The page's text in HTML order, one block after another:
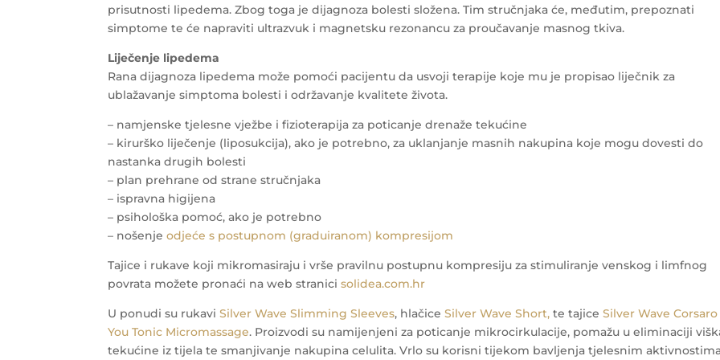
prisutnosti lipedema. Zbog toga je dijagnoza bolesti složena. Tim stručnjaka će, međutim, prepoznati
simptome te će napraviti ultrazvuk i magnetsku rezonancu za proučavanje masnog tkiva.
Liječenje lipedema
Rana dijagnoza lipedema može pomoći pacijentu da usvoji terapije koje mu je propisao liječnik za
ublažavanje simptoma bolesti i održavanje kvalitete života.
– namjenske tjelesne vježbe i fizioterapija za poticanje drenaže tekućine
– kirurško liječenje (liposukcija), ako je potrebno, za uklanjanje masnih nakupina koje mogu dovesti do
nastanka drugih bolesti
– plan prehrane od strane stručnjaka
– ispravna higijena
– psihološka pomoć, ako je potrebno
– nošenjeodjeće s postupnom (graduiranom) kompresijom
Tajice i rukave koji mikromasiraju i vrše pravilnu postupnu kompresiju za stimuliranje venskog i limfnog
povrata možete pronaći na web stranicisolidea.com.hr
U ponudi su rukaviSilver Wave Slimming Sleeves, hlačiceSilver Wave Short, te tajiceSilver Wave Corsaro
You Tonic Micromassage. Proizvodi su namijenjeni za poticanje mikrocirkulacije, pomažu u eliminaciji
tekućine iz tijela te smanjivanje nakupina celulita. Vrlo su korisni tijekom bavljenja tjelesnim